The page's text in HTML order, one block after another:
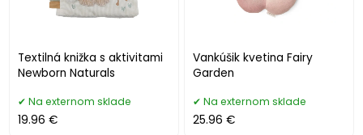
Textilná knižka s aktivitami
Newborn Naturals
Na externom sklade
19.96 €
Vankúšik kvetina Fairy
Garden
Na externom sklade
25.96 €